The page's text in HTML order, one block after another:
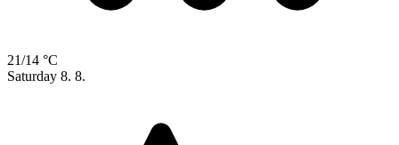
21/14 °C
Saturday 8. 8.